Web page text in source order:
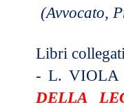
(Avvocato,
Libri
- L. VIOLA
DELLA